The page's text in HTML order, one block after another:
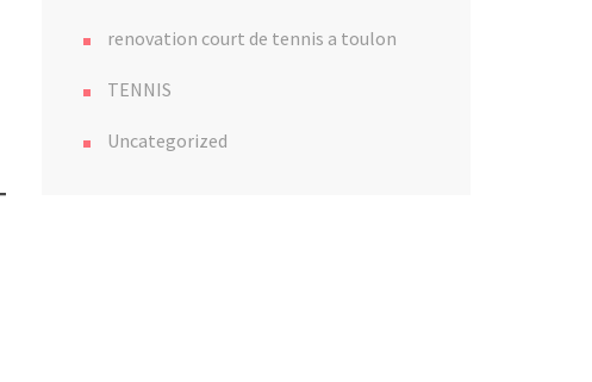
renovation court de tennis a toulon
TENNIS
Uncategorized